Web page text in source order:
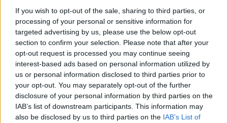
If you wish to opt-out of the sale, sharing to third parties, or
processing of your personal or sensitive information for
targeted advertising by us, please use the below opt-out
section to confirm your selection. Please note that after your
opt-out request is processed you may continue seeing
interest-based ads based on personal information utilized by
us or personal information disclosed to third parties prior to
your opt-out. You may separately opt-out of the further
disclosure of your personal information by third parties on the
IAB’s list of downstream participants. This information may
also be disclosed by us to third parties on the IAB’s List of